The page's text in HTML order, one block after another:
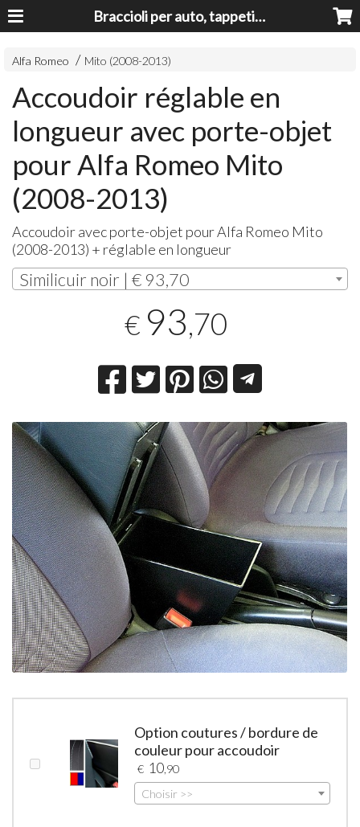
Braccioli per auto, tappeti auto, accessori auto MADE IN ITALY - Armrests, Mittelarmlehnen, Accoundoirs
Alfa Romeo Mito (2008-2013)
Accoudoir réglable en
longueur avec porte-objet
pour Alfa Romeo Mito
(2008-2013)
Accoudoir avec porte-objet pour Alfa Romeo Mito
(2008-2013) + réglable en longueur
Similicuir noir | € 93,70
€ 93,70
Option coutures / bordure de
couleur pour accoudoir
€ 10 ,90
Choisir >>